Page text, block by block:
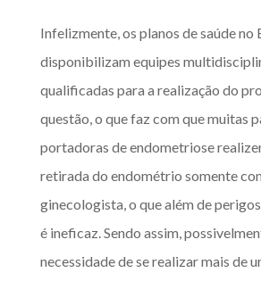
Infelizmente, os planos de saúde no
disponibilizam equipes
qualificadas para a realização do
questão, o que faz com que muitas
portadoras de endometriose
retirada do endométrio somente
ginecologista, o que além de
é ineficaz. Sendo assim,
necessidade de se realizar mais de